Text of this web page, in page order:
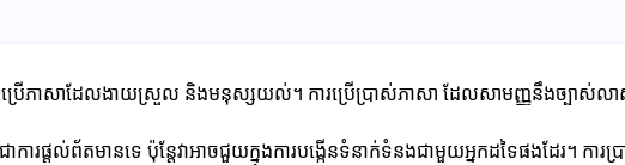
ើភាសាដែលងាយស្រួល និងមនុស្សយល់។ ការប្រើប្រាស់ភាសា ដែលសាមញ្ញនឹងច្បាស់ល
ារផ្តល់ព័តមានទេ ប៉ុន្តែវាអាចជួយក្នុងការបង្កើនទំនាក់ទំនងជាមួយអ្នកដទៃផងដែរ។ ក